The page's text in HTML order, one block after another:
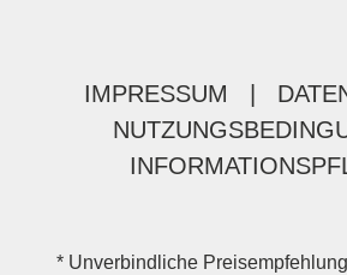
IMPRESSUM
* Unverbindliche